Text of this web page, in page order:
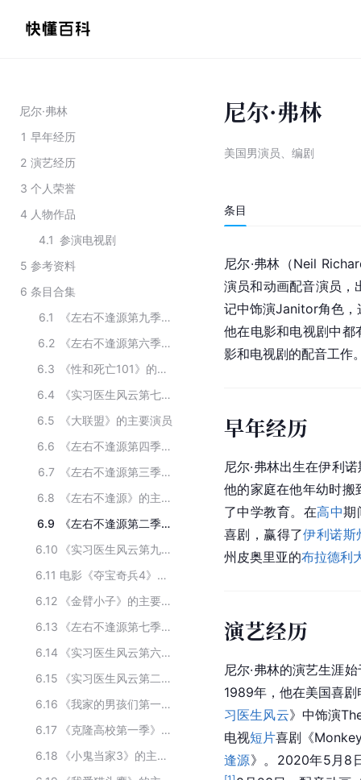
尼尔·弗林
1 早年经历
2 演艺经历
3 个人荣誉
4 人物作品
4.1 参演电视剧
5 参考资料
6 条目合集
6.1
《左右不逢源第九季》的主要演员
6.2
《左右不逢源第六季》的主要演员
6.3
《性和死亡101》的主要演员
6.4
《实习医生风云第七季》的主要演员
6.5
《大联盟》的主要演员
6.6
《左右不逢源第四季》的主要演员
6.7
《左右不逢源第三季》的主要演员
6.8
《左右不逢源》的主要演员
6.9
《左右不逢源第二季》的主要演员
6.10
《实习医生风云第九季》的主要演员
6.11
电影《夺宝奇兵4》主要演员
6.12
《金臂小子》的主要演员
6.13
《左右不逢源第七季》的主要演员
6.14
《实习医生风云第六季》的主要演员
6.15
《实习医生风云第二季》的主要演员
6.16
《我家的男孩们第一季》的主要演员
6.17
《克隆高校第一季》的主要演员
6.18
《小鬼当家3》的主要演员
尼尔·弗林
美国男演员、编剧
条目
尼尔·弗林（Neil
演员和动画配音演员，
记中饰演Janitor角色，
他在电影和电视剧中都
影和电视剧的配音工作
早年经历
尼尔·弗林出生在伊利
他的家庭在他年幼时搬
了中学教育。在高中期
喜剧，赢得了伊利诺斯
州皮奥里亚的布拉德利
演艺经历
尼尔·弗林的演艺生涯
1989年，他在美国喜剧
习医生风云》中饰演
电视短片喜剧《
逢源》。2020年5月8